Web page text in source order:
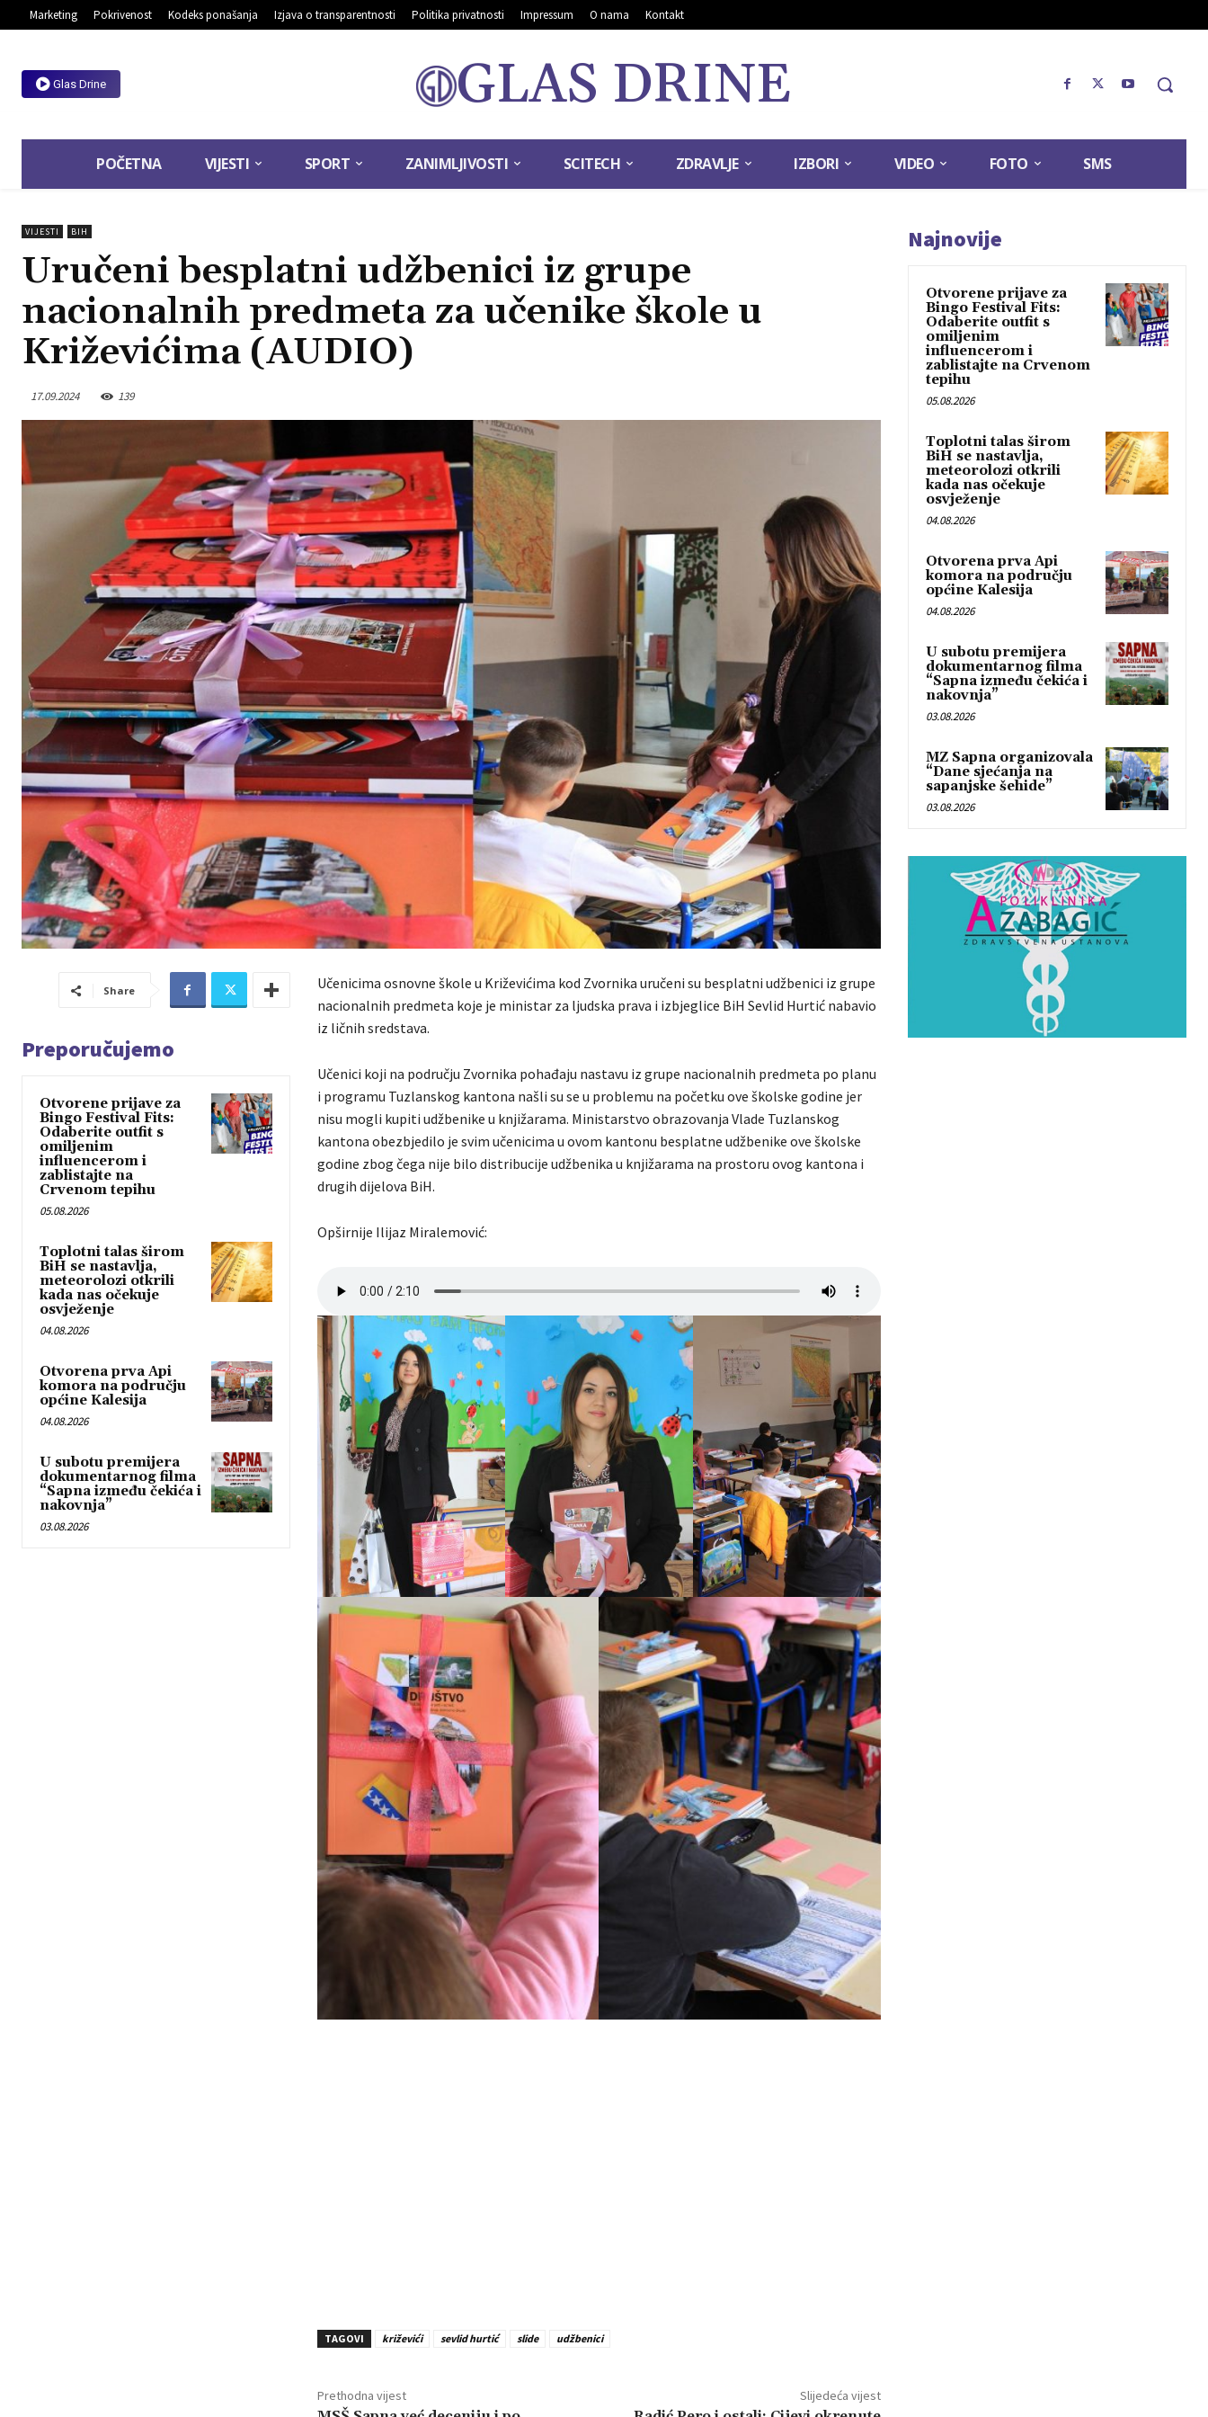
Marketing Pokrivenost Kodeks ponašanja Izjava o transparentnosti Politika privatnosti Impressum O nama Kontakt
Glas Drine GLAS DRINE
POČETNA VIJESTI SPORT ZANIMLJIVOSTI SCITECH ZDRAVLJE IZBORI VIDEO FOTO SMS
VIJESTI BIH
Uručeni besplatni udžbenici iz grupe
nacionalnih predmeta za učenike škole u
Križevićima (AUDIO)
17.09.2024 139
Share
Preporučujemo
Otvorene prijave za
Bingo Festival Fits:
Odaberite outfit s
omiljenim
influencerom i
zablistajte na
Crvenom tepihu
05.08.2026
Toplotni talas širom
BiH se nastavlja,
meteorolozi otkrili
kada nas očekuje
osvježenje
04.08.2026
Otvorena prva Api
komora na području
općine Kalesija
04.08.2026
U subotu premijera
dokumentarnog filma
“Sapna između čekića i
nakovnja”
03.08.2026
Učenicima osnovne škole u Križevićima kod Zvornika uručeni su besplatni udžbenici iz grupe
nacionalnih predmeta koje je ministar za ljudska prava i izbjeglice BiH Sevlid Hurtić nabavio
iz ličnih sredstava.
Učenici koji na području Zvornika pohađaju nastavu iz grupe nacionalnih predmeta po planu
i programu Tuzlanskog kantona našli su se u problemu na početku ove školske godine jer
nisu mogli kupiti udžbenike u knjižarama. Ministarstvo obrazovanja Vlade Tuzlanskog
kantona obezbjedilo je svim učenicima u ovom kantonu besplatne udžbenike ove školske
godine zbog čega nije bilo distribucije udžbenika u knjižarama na prostoru ovog kantona i
drugih dijelova BiH.
Opširnije Ilijaz Miralemović:
TAGOVI križevići sevlid hurtić slide udžbenici
Prethodna vijest Slijedeća vijest
Najnovije
Otvorene prijave za
Bingo Festival Fits:
Odaberite outfit s
omiljenim
influencerom i
zablistajte na Crvenom
tepihu
05.08.2026
Toplotni talas širom
BiH se nastavlja,
meteorolozi otkrili
kada nas očekuje
osvježenje
04.08.2026
Otvorena prva Api
komora na području
općine Kalesija
04.08.2026
U subotu premijera
dokumentarnog filma
“Sapna između čekića i
nakovnja”
03.08.2026
MZ Sapna organizovala
“Dane sjećanja na
sapanjske šehide”
03.08.2026